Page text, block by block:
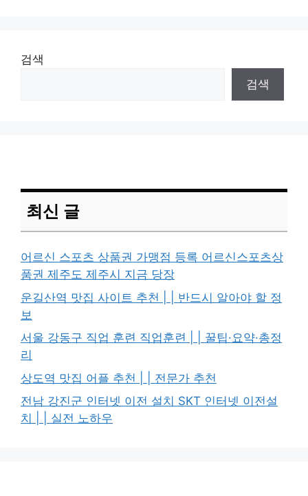
검색
검색
최신 글
어르신 스포츠 상품권 가맹점 등록 어르신스포츠상
품권 제주도 제주시 지금 당장
운길산역 맛집 사이트 추천 | | 반드시 알아야 할 정
보
서울 강동구 직업 훈련 직업훈련 | | 꿀팁·요약·총정
리
상도역 맛집 어플 추천 | | 전문가 추천
전남 강진군 인터넷 이전 설치 SKT 인터넷 이전설
치 | | 실전 노하우